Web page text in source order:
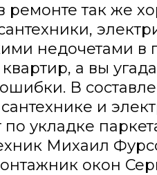
ремонте так же
недочетами в
а вы
В
и
по укладке
Михаил
окон